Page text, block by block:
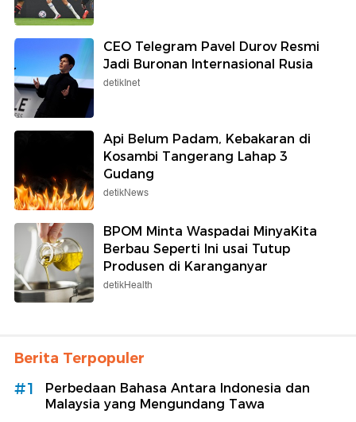
CEO Telegram Pavel Durov Resmi
Jadi Buronan Internasional Rusia
detikInet
Api Belum Padam, Kebakaran di
Kosambi Tangerang Lahap 3
Gudang
detikNews
BPOM Minta Waspadai MinyaKita
Berbau Seperti Ini usai Tutup
Produsen di Karanganyar
detikHealth
Berita Terpopuler
#1
Perbedaan Bahasa Antara Indonesia dan
Malaysia yang Mengundang Tawa